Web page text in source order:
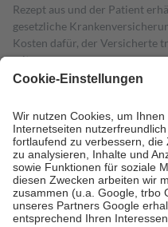
Rezept aus und der Patient
gesetzliche
Kosten dafür, der Versicherte
mit.
Grundsätzlich leisten
höchstens zehn Euro.
Es sind
Kosten der Leistung zu
Diese Regeln gelten
Bei Heilmitteln und häuslicher
Zuzahlung zehn Prozent der
Verordnung.
Um das Engagement der